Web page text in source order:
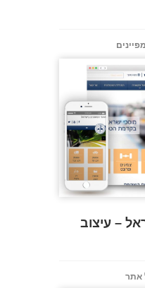
– עיצוב
אתר